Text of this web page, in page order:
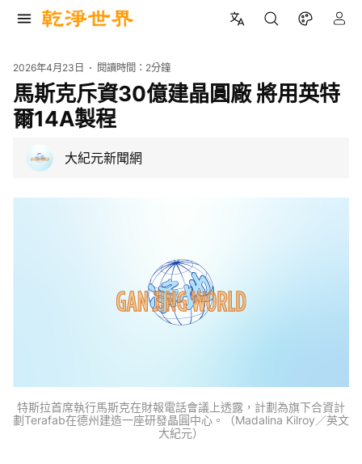
2026年4月23日 閱讀時間： 2分鐘
馬斯克斥資30億建晶圓廠 將用英特
爾14A製程
大紀元新聞網
特斯拉首席執行馬斯克在財報電話會議上透露，計劃為旗下合資計
劃Terafab在德州建造一座研發晶圓中心。（Madalina Kilroy／英文
大紀元）